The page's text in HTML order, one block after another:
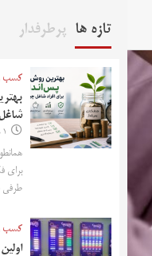
تازه ها پرطرفدار
کسب
1 هفته پیش
برای
طرفی
کسب